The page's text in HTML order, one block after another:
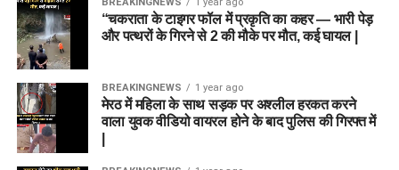
BREAKINGNEWS 1 year ago
“चकराता के टाइगर फॉल में प्रकृति का कहर — भारी पेड़
और पत्थरों के गिरने से 2 की मौके पर मौत, कई घायल |
BREAKINGNEWS 1 year ago
मेरठ में महिला के साथ सड़क पर अश्लील हरकत करने
वाला युवक वीडियो वायरल होने के बाद पुलिस की गिरफ्त में